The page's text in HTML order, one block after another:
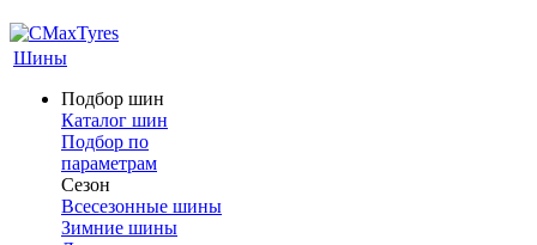
Шины
Подбор шин
Каталог шин
Подбор по
параметрам
Сезон
Всесезонные шины
Зимние шины